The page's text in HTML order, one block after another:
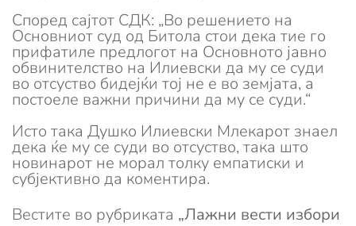
Според сајтот СДК: „Во решението на
Основниот суд од Битола стои дека тие го
прифатиле предлогот на Основното јавно
обвинителство на Илиевски да му се суди
во отсуство бидејќи тој не е во земјата, а
постоеле важни причини да му се суди.“
Исто така Душко Илиевски Млекарот знаел
дека ќе му се суди во отсуство, така што
новинарот не морал толку емпатиски и
субјективно да коментира.
Вестите во рубриката „Лажни вести избори